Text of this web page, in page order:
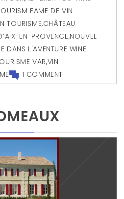
FAME DE VIN
TOURISME,CHÂTEAU
EN-PROVENCE,NOUVEL
DANS L'AVENTURE WINE
VAR,VIN
1 COMMENT